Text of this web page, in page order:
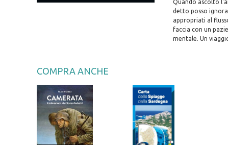
Quando ascolto
detto posso
appropriati al
faccia con un
mentale. Un
COMPRA ANCHE